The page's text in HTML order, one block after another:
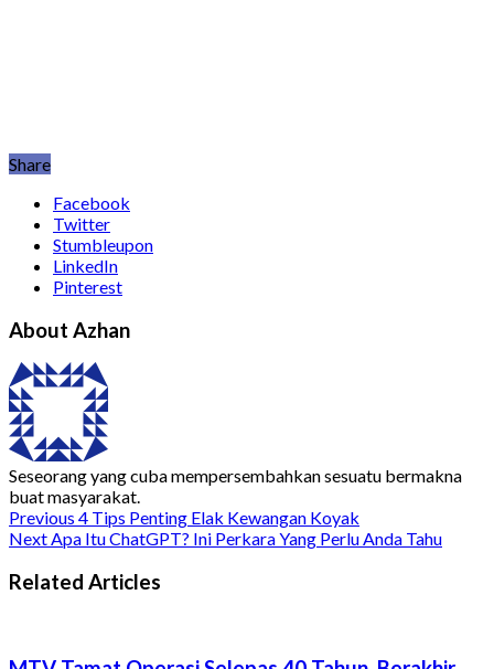
Share
Facebook
Twitter
Stumbleupon
LinkedIn
Pinterest
About Azhan
Seseorang yang cuba mempersembahkan sesuatu bermakna
buat masyarakat.
Previous 4 Tips Penting Elak Kewangan Koyak
NextApa Itu ChatGPT? Ini Perkara Yang Perlu Anda Tahu
Related Articles